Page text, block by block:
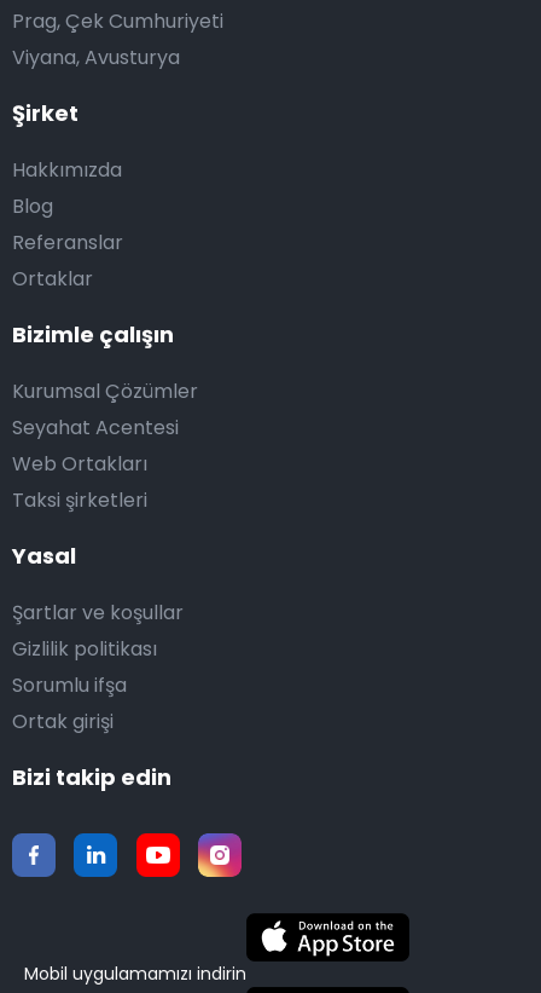
Şirket
Hakkımızda
Blog
Referanslar
Ortaklar
Bizimle çalışın
Kurumsal Çözümler
Seyahat Acentesi
Web Ortakları
Taksi şirketleri
Yasal
Şartlar ve koşullar
Gizlilik politikası
Sorumlu ifşa
Ortak girişi
Prag, Çek Cumhuriyeti
Viyana, Avusturya
Bizi takip edin
Mobil uygulamamızı indirin